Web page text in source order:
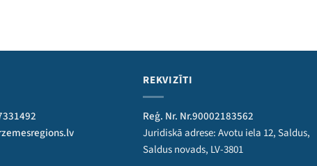
REKVIZĪTI
Reģ. Nr. Nr.90002183562
Juridiskā adrese: Avotu iela 12, Saldus,
Saldus novads, LV-3801